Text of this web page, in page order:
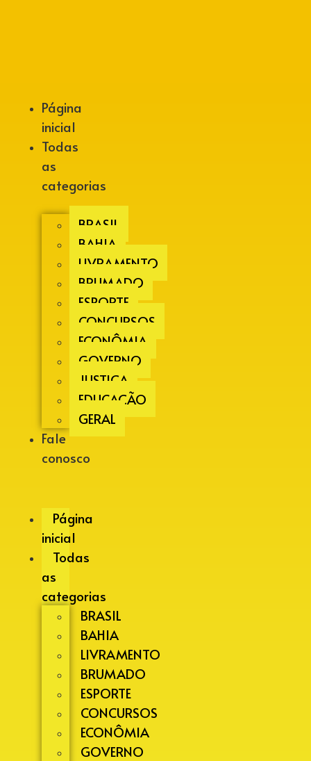
Página
inicial
Todas
as
categorias
BRASIL
BAHIA
LIVRAMENTO
BRUMADO
ESPORTE
CONCURSOS
ECONÔMIA
GOVERNO
JUSTIÇA
EDUCAÇÃO
GERAL
Fale
conosco
Página
inicial
Todas
as
categorias
BRASIL
BAHIA
LIVRAMENTO
BRUMADO
ESPORTE
CONCURSOS
ECONÔMIA
GOVERNO